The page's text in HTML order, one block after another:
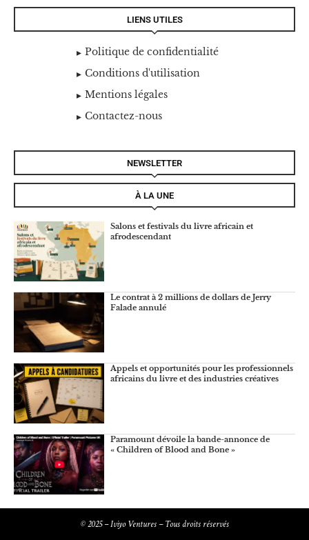
LIENS UTILES
Politique de confidentialité
Conditions d'utilisation
Mentions légales
Contactez-nous
NEWSLETTER
À LA UNE
Salons et festivals du livre africain et
afrodescendant
Le contrat à 2 millions de dollars de Jerry
Falade annulé
Appels et opportunités pour les professionnels
africains du livre et des industries créatives
Paramount dévoile la bande-annonce de
« Children of Blood and Bone »
© 2025 – Iviyo Ventures – Tous droits réservés